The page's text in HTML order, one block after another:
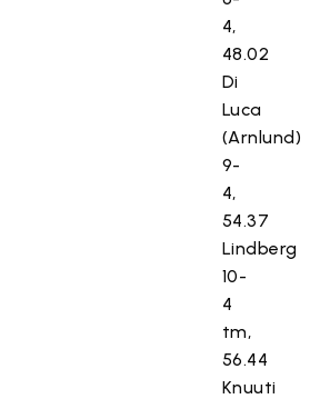
4,
48.02
Di
Luca
(Arnlund)
9-
4,
54.37
Lindberg
10-
4
tm,
56.44
Knuuti